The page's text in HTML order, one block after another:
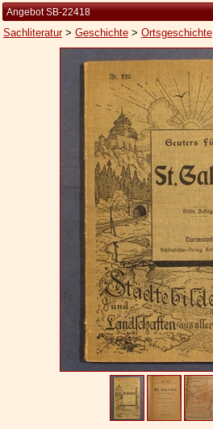
Kleine Kulturgeschichte
Die Brockhaus Auflagen
Die Meyer Auflagen
Zu den Angeboten
Widerrufsbelehrung
Geschäftsbedingungen
Datenschutzerklärung
Angebot SB-22418
Sachliteratur> Geschichte> Ortsgeschichte